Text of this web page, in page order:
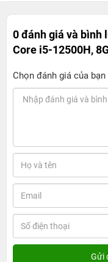
0 đánh giá và bình
Core i5-12500H,
Chọn đánh giá của bạn